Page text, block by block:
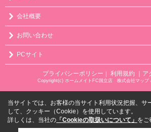
会社概要
お問い合わせ
PCサイト
プライバシーポリシー ｜ 利用規約 ｜
Copyright(c) ホームメイトFC国立店 株式会社マップ
当サイトでは、お客様の当サイト利用状況把握、サ
して、クッキー（Cookie）を使用しています。
詳しくは、当社の 「Cookieの取扱いについて」 をご